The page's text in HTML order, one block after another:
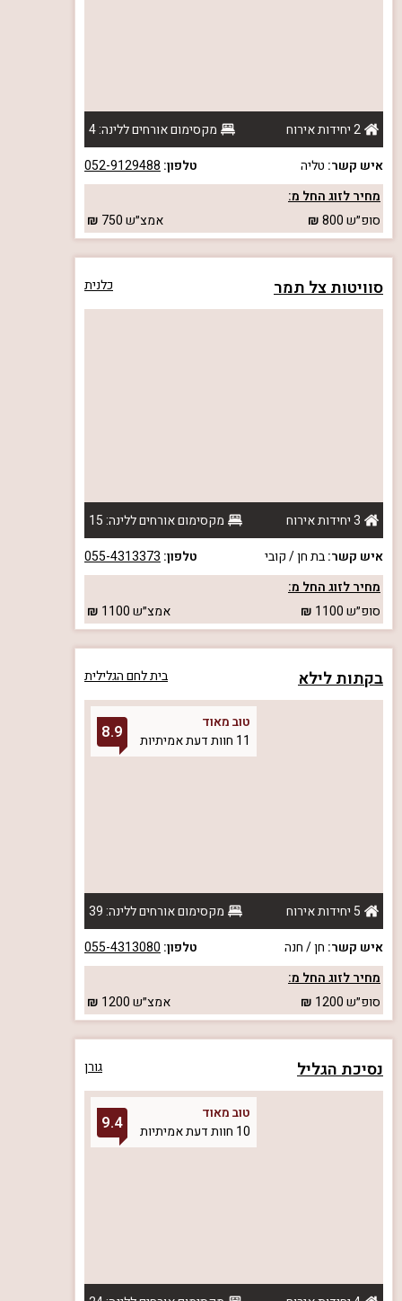
2 יחידות אירוח
מקסימום אורחים ללינה: 4
איש קשר: טליה טלפון: 052-9129488
מחיר לזוג החל מ:
סופ״ש800 אמצ״ש750
סוויטות צל תמר כלנית
3 יחידות אירוח
מקסימום אורחים ללינה: 15
איש קשר:בת חן / קובי טלפון: 055-4313373
מחיר לזוג החל מ:
סופ״ש1100 אמצ״ש1100
בקתות לילא בית לחם הגלילית
טוב מאוד
11 חוות דעת אמיתיות
8.9
5 יחידות אירוח
מקסימום אורחים ללינה: 39
איש קשר: חן / חנה טלפון: 055-4313080
מחיר לזוג החל מ:
סופ״ש1200 אמצ״ש1200
נסיכת הגליל גורן
טוב מאוד
10 חוות דעת אמיתיות
9.4